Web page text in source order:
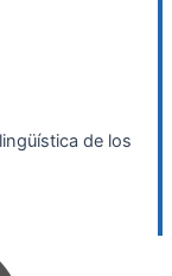
de los